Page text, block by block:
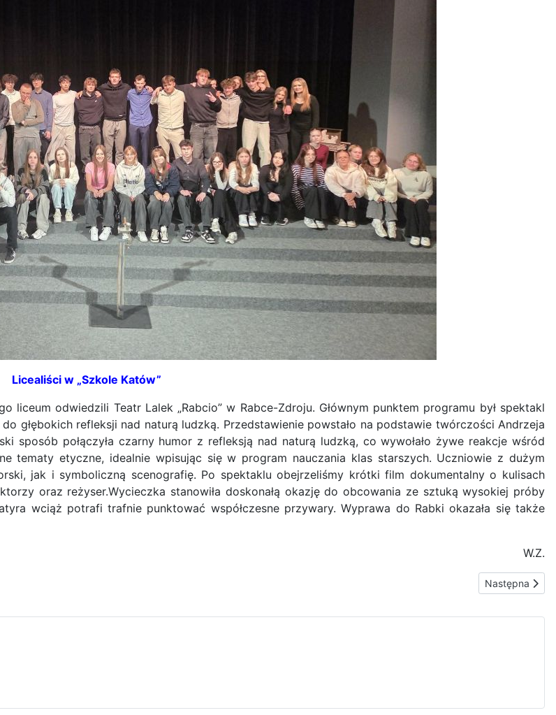
Licealiści w „Szkole Katów”
odwiedzili Teatr Lalek „Rabcio” w Rabce-Zdroju. Głównym punktem programu był spektakl
do głębokich refleksji nad naturą ludzką. Przedstawienie powstało na podstawie twórczości Andrzeja
sposób połączyła czarny humor z refleksją nad naturą ludzką, co wywołało żywe reakcje wśród
tematy etyczne, idealnie wpisując się w program nauczania klas starszych. Uczniowie z dużym
jak i symboliczną scenografię. Po spektaklu obejrzeliśmy krótki film dokumentalny o kulisach
oraz reżyser.​Wycieczka stanowiła doskonałą okazję do obcowania ze sztuką wysokiej próby
wciąż potrafi trafnie punktować współczesne przywary. Wyprawa do Rabki okazała się także
W.Z.
Następna
Następna